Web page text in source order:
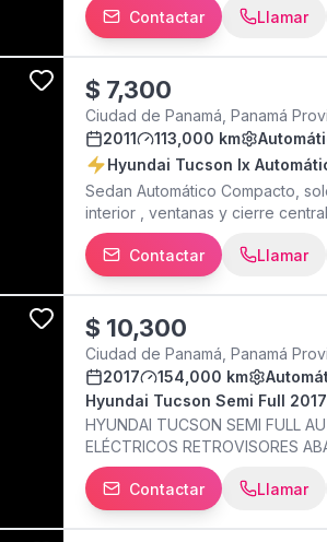
Contactar Llamar
$ 7,300
Ciudad de Panamá, Panamá
2011
113,000 km
Hyundai Tucson Ix
Sedan Automático Compacto,
interior , ventanas y cierre
condiciones físicas y mecánicas.
Contactar
Llamar
$ 10,300
Ciudad de Panamá, Panamá
2017
154,000 km
Hyundai Tucson Semi Full 2017
HYUNDAI TUCSON SEMI FULL
ELÉCTRICOS RETROVISORES
INTERIOR EN BUEN ESTADO
EN MUNICIPIO DE PANAMÁ
Contactar Llamar